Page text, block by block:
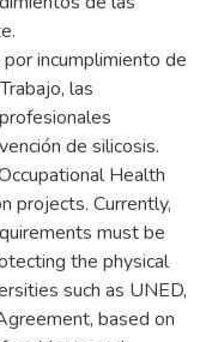
incumplimiento de
las
de silicosis.
Health
projects. Currently,
must be
the physical
such as UNED,
based on